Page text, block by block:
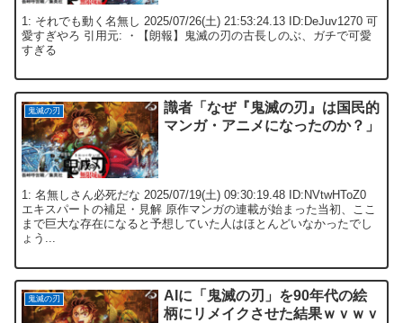
1: それでも動く名無し 2025/07/26(土) 21:53:24.13 ID:DeJuv1270 可
愛すぎやろ 引用元: ・【朗報】鬼滅の刃の古長しのぶ、ガチで可愛
すぎる
鬼滅の刃
識者「なぜ『鬼滅の刃』は国民的
マンガ・アニメになったのか？」
1: 名無しさん必死だな 2025/07/19(土) 09:30:19.48 ID:NVtwHToZ0
エキスパートの補足・見解 原作マンガの連載が始まった当初、ここ
まで巨大な存在になると予想していた人はほとんどいなかったでし
ょう...
鬼滅の刃
AIに「鬼滅の刃」を90年代の絵
柄にリメイクさせた結果ｗｖｗｖ